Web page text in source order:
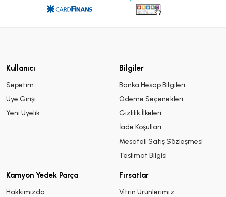
Kullanıcı
Sepetim
Üye Girişi
Yeni Üyelik
Bilgiler
Banka Hesap Bilgileri
Ödeme Seçenekleri
Gizlilik İlkeleri
İade Koşulları
Mesafeli Satış Sözleşmesi
Teslimat Bilgisi
Kamyon Yedek Parça
Hakkımızda
Fırsatlar
Vitrin Ürünlerimiz